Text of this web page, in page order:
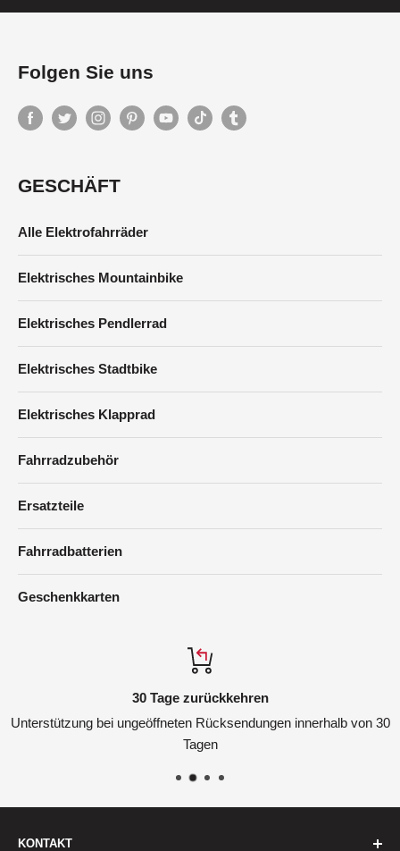
Folgen Sie uns
GESCHÄFT
Alle Elektrofahrräder
Elektrisches Mountainbike
Elektrisches Pendlerrad
Elektrisches Stadtbike
Elektrisches Klapprad
Fahrradzubehör
Ersatzteile
Fahrradbatterien
Geschenkkarten
30 Tage zurückkehren
Unterstützung bei ungeöffneten Rücksendungen innerhalb von 30
Tagen
KONTAKT